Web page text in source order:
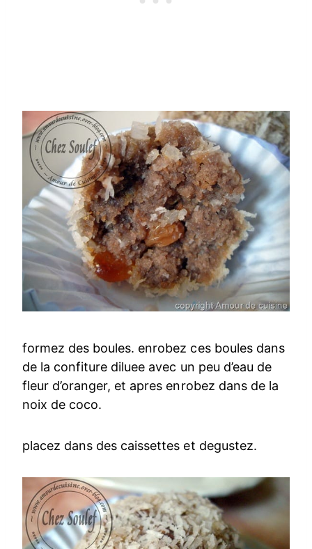
formez des boules. enrobez ces boules dans
de la confiture diluee avec un peu d’eau de
fleur d’oranger, et apres enrobez dans de la
noix de coco.
placez dans des caissettes et degustez.